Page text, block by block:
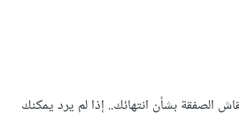
الصفقة بشأن انتهائك.. إذا لم يرد يمكنك